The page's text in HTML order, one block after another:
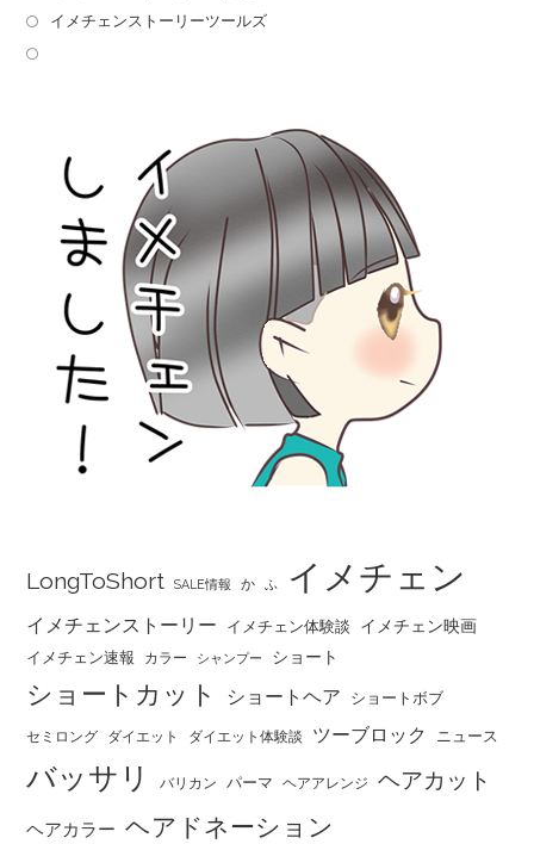
イメチェンストーリーツールズ
LongToShort SALE情報 か ふ イメチェン
イメチェンストーリー イメチェン体験談 イメチェン映画
イメチェン速報 カラー シャンプー ショート
ショートカット ショートヘア ショートボブ
セミロング ダイエット ダイエット体験談 ツーブロック ニュース
バッサリ バリカン パーマ ヘアアレンジ ヘアカット
ヘアカラー ヘアドネーション